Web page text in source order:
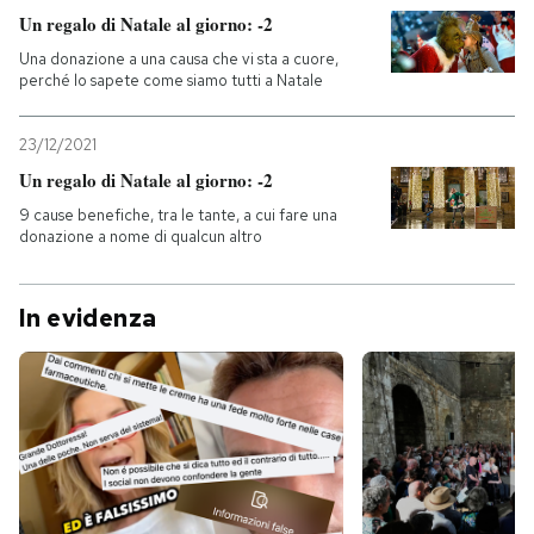
Un regalo di Natale al giorno: -2
Una donazione a una causa che vi sta a cuore,
perché lo sapete come siamo tutti a Natale
23/12/2021
Un regalo di Natale al giorno: -2
9 cause benefiche, tra le tante, a cui fare una
donazione a nome di qualcun altro
In evidenza